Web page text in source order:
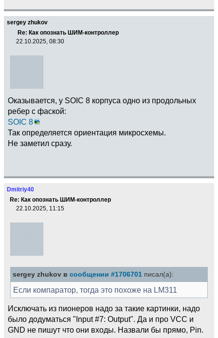
sergey zhukov
Re: Как опознать ШИМ-контроллер
22.10.2025, 08:30
Оказывается, у SOIC 8 корпуса одно из продольных
ребер с фаской:
SOIC 8
Так определяется ориентация микросхемы.
Не заметил сразу.
Dmitriy40
Re: Как опознать ШИМ-контроллер
22.10.2025, 11:15
sergey zhukov в сообщении #1706701 писал(а):
Если компаратор, тогда это похоже на LM311
Исключать из пионеров надо за такие картинки, надо
было додуматься "Input #7: Output". Да и про VCC и
GND не пишут что они входы. Назвали бы прямо, Pin.